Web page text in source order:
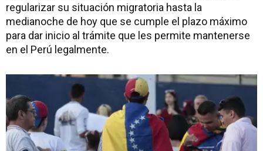
regularizar su situación migratoria hasta la
medianoche de hoy que se cumple el plazo máximo
para dar inicio al trámite que les permite mantenerse
en el Perú legalmente.